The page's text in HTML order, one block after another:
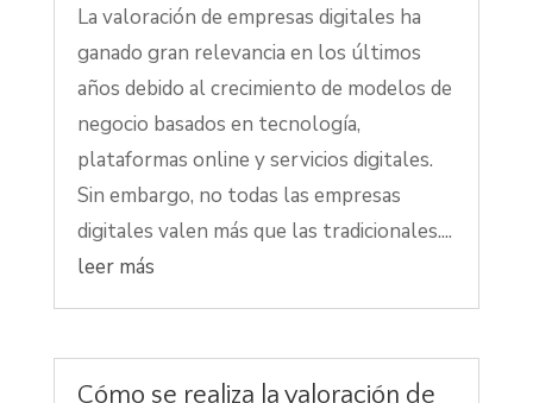
La valoración de empresas digitales ha
ganado gran relevancia en los últimos
años debido al crecimiento de modelos de
negocio basados en tecnología,
plataformas online y servicios digitales.
Sin embargo, no todas las empresas
digitales valen más que las tradicionales....
leer más
Cómo se realiza la valoración de